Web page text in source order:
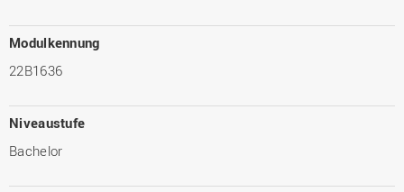
Modulkennung
22B1636
Niveaustufe
Bachelor